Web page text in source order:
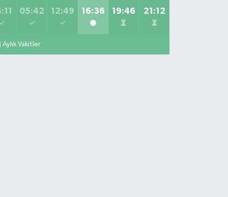
05:42 12:49 16:36 19:46 21:12
Aylık Vakitler